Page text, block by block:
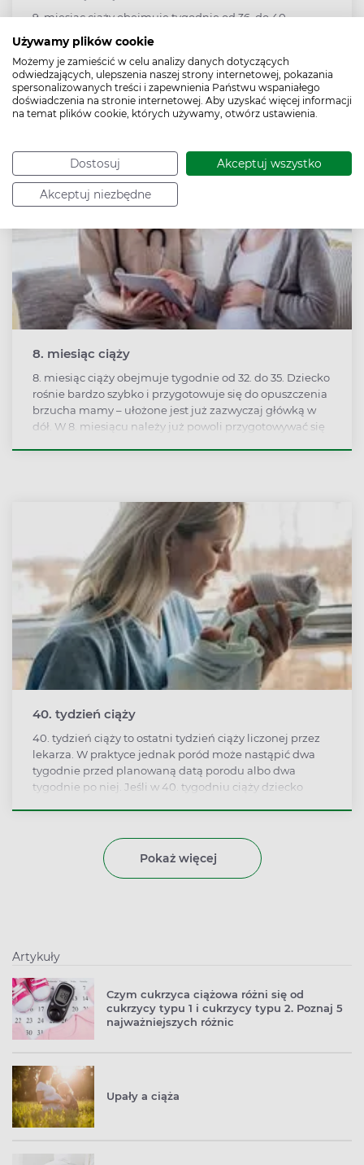
Używamy plików cookie
Możemy je zamieścić w celu analizy danych dotyczących
odwiedzających, ulepszenia naszej strony internetowej, pokazania
spersonalizowanych treści i zapewnienia Państwu wspaniałego
doświadczenia na stronie internetowej. Aby uzyskać więcej informacji
na temat plików cookie, których używamy, otwórz ustawienia.
Dostosuj Akceptuj wszystko
Akceptuj niezbędne
9. miesiąc ciąży obejmuje tygodnie od 36. do 40.
Dziecko zbiera tkankę tłuszczową, przygotowując się do
życia poza organizmem matki. Kobieta w 9. miesiącu
powinna dużo odpoczywać i być przygotowana do
wyjazdu do szpitala – poród może nastąpić w każdej
chwili.
8. miesiąc ciąży
8. miesiąc ciąży obejmuje tygodnie od 32. do 35. Dziecko
rośnie bardzo szybko i przygotowuje się do opuszczenia
brzucha mamy – ułożone jest już zazwyczaj główką w
dół. W 8. miesiącu należy już powoli przygotowywać się
40. tydzień ciąży
40. tydzień ciąży to ostatni tydzień ciąży liczonej przez
lekarza. W praktyce jednak poród może nastąpić dwa
tygodnie przed planowaną datą porodu albo dwa
tygodnie po niej. Jeśli w 40. tygodniu ciąży dziecko
Pokaż więcej
Artykuły
Czym cukrzyca ciążowa różni się od
cukrzycy typu 1 i cukrzycy typu 2. Poznaj 5
najważniejszych różnic
Upały a ciąża